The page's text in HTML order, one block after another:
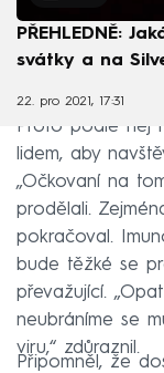
PŘEHLEDNĚ:
svátky a na
22. pro 2021, 17:31
Proto podle něj
lidem, aby
„Očkovaní na
prodělali.
pokračoval.
bude těžké se
převažující.
neubráníme se
viru,“ zdůraznil.
Připomněl, že